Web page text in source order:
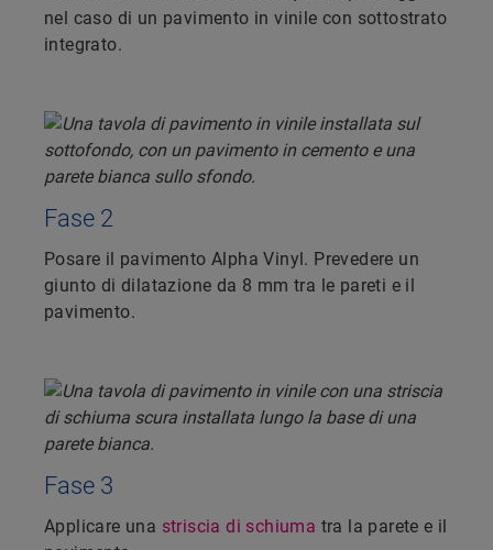
nel caso di un pavimento in vinile con sottostrato
integrato.
Fase 2
Posare il pavimento Alpha Vinyl. Prevedere un
giunto di dilatazione da 8 mm tra le pareti e il
pavimento.
Fase 3
Applicare una striscia di schiuma tra la parete e il